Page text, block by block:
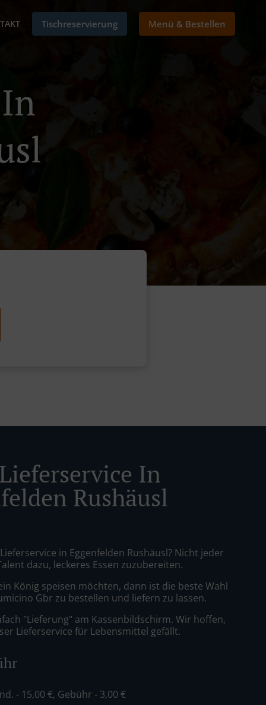
Tischreservierung Menü & Bestellen
In
Rushäusl
in Eggenfelden Rushäusl? Nicht jeder
dazu, leckeres Essen zuzubereiten.
König speisen möchten, dann ist die beste Wahl
Gbr zu bestellen und liefern zu lassen.
"Lieferung" am Kassenbildschirm. Wir hoffen,
Lieferservice für Lebensmittel gefällt.
- 15,00 €, Gebühr - 3,00 €